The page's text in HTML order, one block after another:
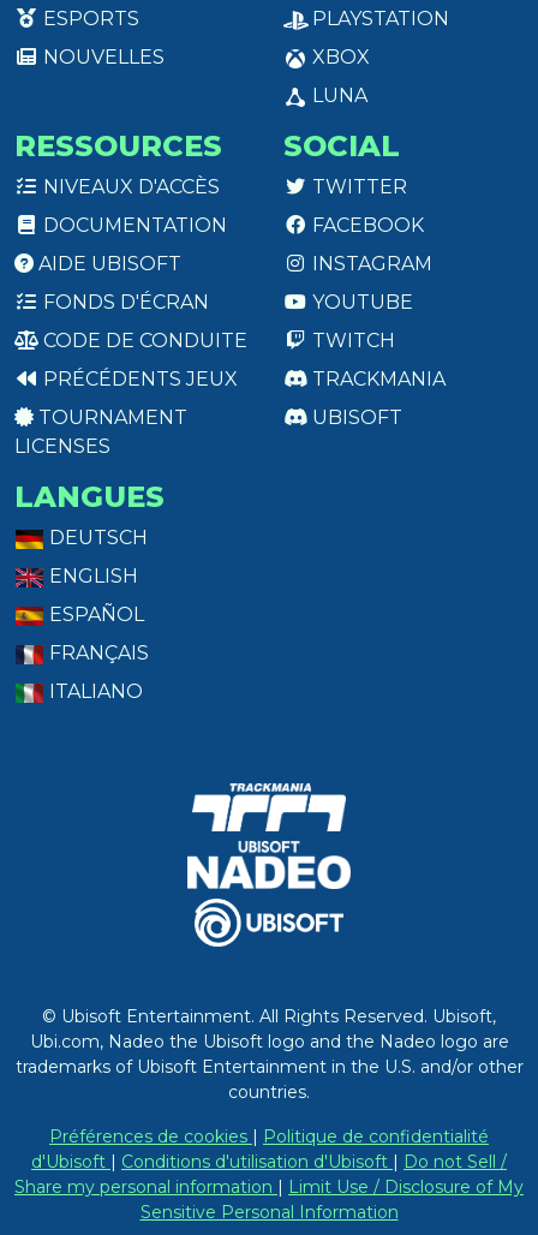
ESPORTS
NOUVELLES
PLAYSTATION
XBOX
LUNA
RESSOURCES
NIVEAUX D'ACCÈS
DOCUMENTATION
AIDE UBISOFT
FONDS D'ÉCRAN
CODE DE CONDUITE
PRÉCÉDENTS JEUX
TOURNAMENT
LICENSES
SOCIAL
TWITTER
FACEBOOK
INSTAGRAM
YOUTUBE
TWITCH
TRACKMANIA
UBISOFT
LANGUES
DEUTSCH
ENGLISH
ESPAÑOL
FRANÇAIS
ITALIANO
© Ubisoft Entertainment. All Rights Reserved. Ubisoft,
Ubi.com, Nadeo the Ubisoft logo and the Nadeo logo are
trademarks of Ubisoft Entertainment in the U.S. and/or other
countries.
Préférences de cookies | Politique de confidentialité
d'Ubisoft | Conditions d'utilisation d'Ubisoft | Do not Sell /
Share my personal information | Limit Use / Disclosure of My
Sensitive Personal Information